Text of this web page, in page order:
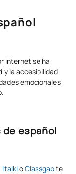
internet se ha
y la accesibilidad
emocionales
de español
ItalkioClassgapte